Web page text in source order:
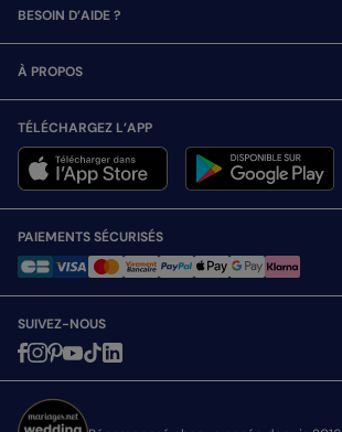
BESOIN D’AIDE ?
À PROPOS
TÉLÉCHARGEZ L’APP
PAIEMENTS SÉCURISÉS
SUIVEZ-NOUS